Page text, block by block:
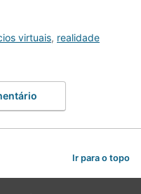
virtuais, realidade
Ir para o topo